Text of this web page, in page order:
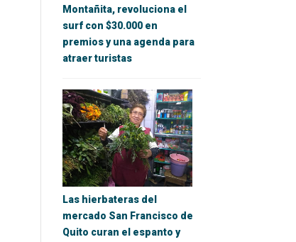
Montañita, revoluciona el
surf con $30.000 en
premios y una agenda para
atraer turistas
Las hierbateras del
mercado San Francisco de
Quito curan el espanto y